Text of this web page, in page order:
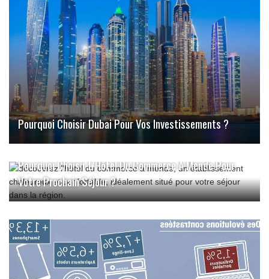
Pourquoi Choisir Dubai Pour Vos Investissements ?
Pourquoi Choisir L’Hôtel Du Commerce À Mende Pour
Votre Prochain Séjour ?